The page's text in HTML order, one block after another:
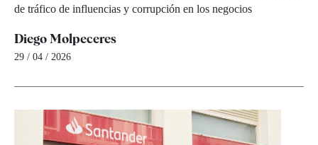
de tráfico de influencias y corrupción en los negocios
Diego Molpeceres
29 / 04 / 2026